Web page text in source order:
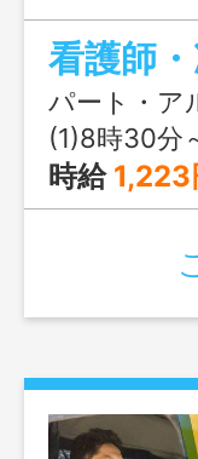
等、勤務時
応じます。
フワーク
◇従事すべ
パート・ア
(1)8時30分
時給 1,223